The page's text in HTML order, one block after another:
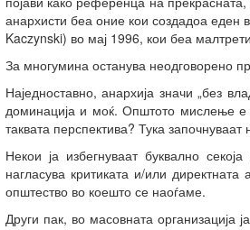
анархисти беа оние кои создадоа еден
Kaczynski) во мај 1996, кои беа
За многумина останува неодговорено
Наједноставно, анархија значи „без
доминација и моќ. Општото мислење е
таквата перспектива? Тука
Некои ја избегнуваат буквално
нагласува критиката и/или
општество во коешто се наоѓаме.
Други пак, во масовната организација